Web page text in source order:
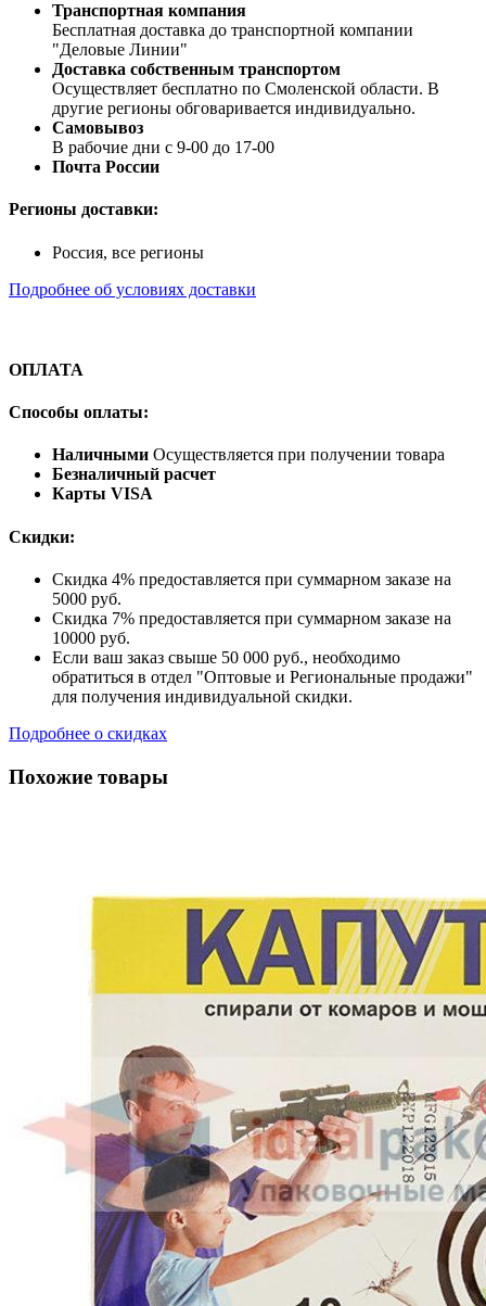
Транспортная компания
Бесплатная доставка до транспортной компании
"Деловые Линии"
Доставка собственным транспортом
Осуществляет бесплатно по Смоленской области. В
другие регионы обговаривается индивидуально.
Самовывоз
В рабочие дни с 9-00 до 17-00
Почта России
Регионы доставки:
Россия, все регионы
Подробнее об условиях доставки
ОПЛАТА
Способы оплаты:
Наличными Осуществляется при получении товара
Безналичный расчет
Карты VISA
Скидки:
Скидка 4% предоставляется при суммарном заказе на
5000 руб.
Скидка 7% предоставляется при суммарном заказе на
10000 руб.
Если ваш заказ свыше 50 000 руб., необходимо
обратиться в отдел "Оптовые и Региональные продажи"
для получения индивидуальной скидки.
Подробнее о скидках
Похожие товары